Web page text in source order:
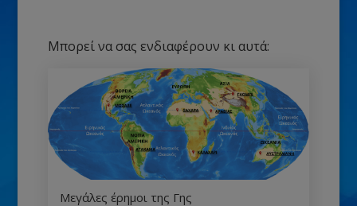
Μπορεί να σας ενδιαφέρουν κι αυτά:
Μεγάλες έρημοι της Γης